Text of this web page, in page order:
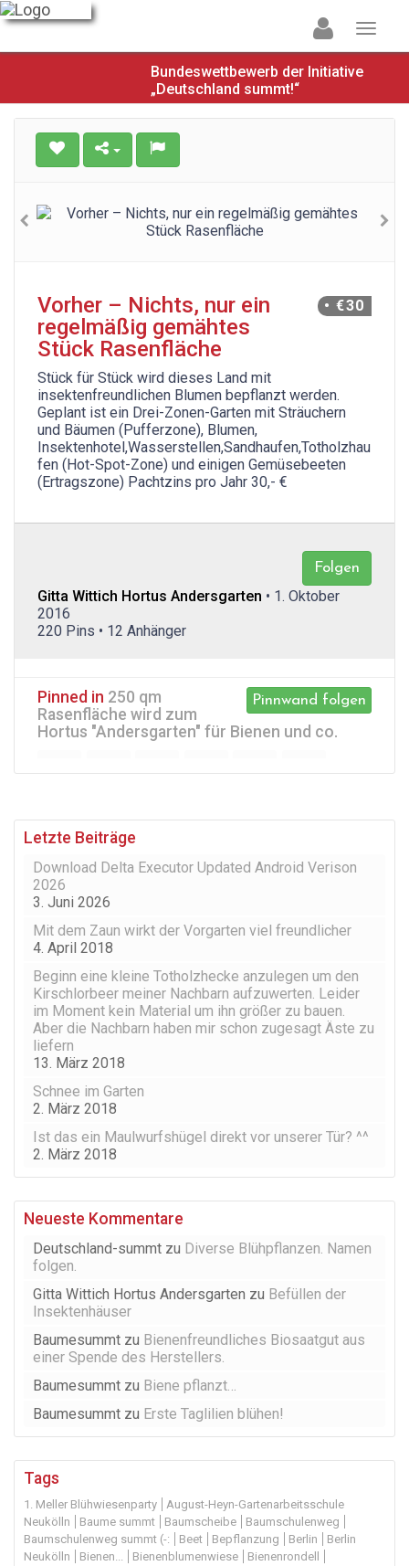
Bundeswettbewerb der Initiative
„Deutschland summt!“
• €30
Vorher – Nichts, nur ein
regelmäßig gemähtes
Stück Rasenfläche
Stück für Stück wird dieses Land mit
insektenfreundlichen Blumen bepflanzt werden.
Geplant ist ein Drei-Zonen-Garten mit Sträuchern
und Bäumen (Pufferzone), Blumen,
Insektenhotel,Wasserstellen,Sandhaufen,Totholzhau
fen (Hot-Spot-Zone) und einigen Gemüsebeeten
(Ertragszone) Pachtzins pro Jahr 30,- €
Folgen
Gitta Wittich Hortus Andersgarten • 1. Oktober
2016
220 Pins • 12 Anhänger
Pinnwand folgen
Pinned in 250 qm
Rasenfläche wird zum
Hortus "Andersgarten" für Bienen und co.
Letzte Beiträge
Download Delta Executor Updated Android Verison
2026
3. Juni 2026
Mit dem Zaun wirkt der Vorgarten viel freundlicher
4. April 2018
Beginn eine kleine Totholzhecke anzulegen um den
Kirschlorbeer meiner Nachbarn aufzuwerten. Leider
im Moment kein Material um ihn größer zu bauen.
Aber die Nachbarn haben mir schon zugesagt Äste zu
liefern
13. März 2018
Schnee im Garten
2. März 2018
Ist das ein Maulwurfshügel direkt vor unserer Tür? ^^
2. März 2018
Neueste Kommentare
Deutschland-summt zu Diverse Blühpflanzen. Namen
folgen.
Gitta Wittich Hortus Andersgarten zu Befüllen der
Insektenhäuser
Baumesummt zu Bienenfreundliches Biosaatgut aus
einer Spende des Herstellers.
Baumesummt zu Biene pflanzt…
Baumesummt zu Erste Taglilien blühen!
Tags
1. Meller Blühwiesenparty
August-Heyn-Gartenarbeitsschule
Neukölln
Baume summt Baumscheibe
Baumschulenweg
Baumschulenweg summt (-:
Beet Bepflanzung Berlin
Berlin
Neukölln
Bienen... Bienenblumenwiese
Bienenrondell